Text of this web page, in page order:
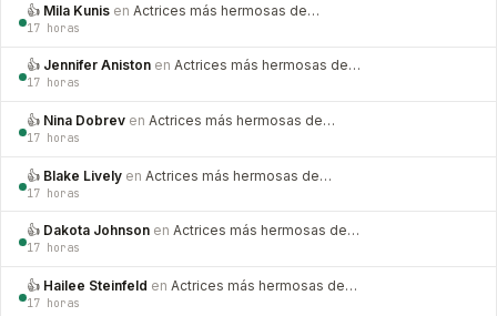
👍 Mila Kunis en Actrices más hermosas de…
17 horas
👍 Jennifer Aniston en Actrices más hermosas de…
17 horas
👍 Nina Dobrev en Actrices más hermosas de…
17 horas
👍 Blake Lively en Actrices más hermosas de…
17 horas
👍 Dakota Johnson en Actrices más hermosas de…
17 horas
👍 Hailee Steinfeld en Actrices más hermosas de…
17 horas